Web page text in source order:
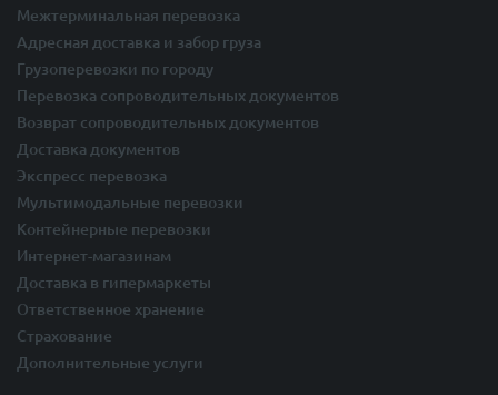
Межтерминальная перевозка
Адресная доставка и забор груза
Грузоперевозки по городу
Перевозка сопроводительных документов
Возврат сопроводительных документов
Доставка документов
Экспресс перевозка
Мультимодальные перевозки
Контейнерные перевозки
Интернет-магазинам
Доставка в гипермаркеты
Ответственное хранение
Страхование
Дополнительные услуги